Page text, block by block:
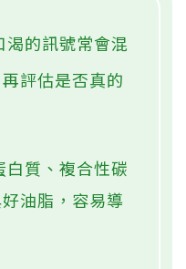
的訊號常會混
評估是否真的
質、複合性碳
油脂，容易導